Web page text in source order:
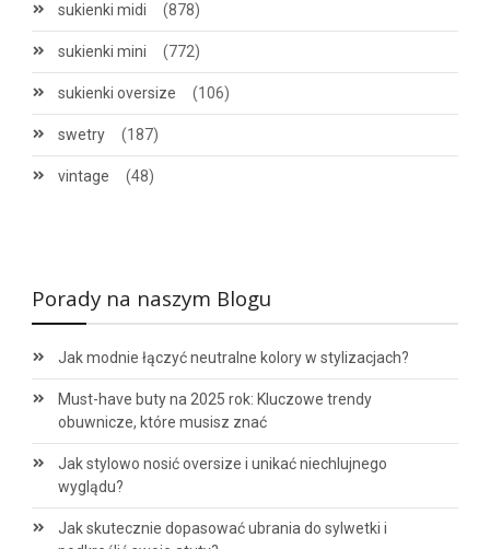
sukienki midi (878)
sukienki mini (772)
sukienki oversize (106)
swetry (187)
vintage (48)
Porady na naszym Blogu
Jak modnie łączyć neutralne kolory w stylizacjach?
Must-have buty na 2025 rok: Kluczowe trendy
obuwnicze, które musisz znać
Jak stylowo nosić oversize i unikać niechlujnego
wyglądu?
Jak skutecznie dopasować ubrania do sylwetki i